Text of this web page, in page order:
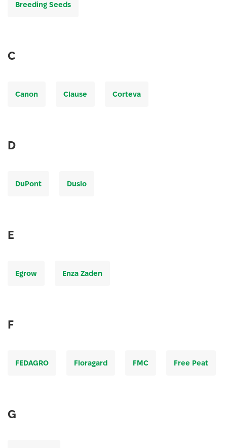
Breeding Seeds
C
Canon Clause Corteva
D
DuPont Duslo
E
Egrow Enza Zaden
F
FEDAGRO Floragard FMC Free Peat
G